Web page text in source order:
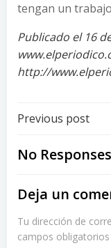
tengan un
Publicado el 16
http://
Post
Previous post
No Responses
Deja un
Tu dirección de
campos